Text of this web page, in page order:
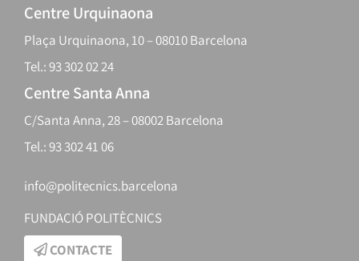
Centre Urquinaona
Plaça Urquinaona, 10 – 08010 Barcelona
Tel.: 93 302 02 24
Centre Santa Anna
C/Santa Anna, 28 – 08002 Barcelona
Tel.: 93 302 41 06
info@politecnics.barcelona
FUNDACIÓ POLITÈCNICS
CONTACTE